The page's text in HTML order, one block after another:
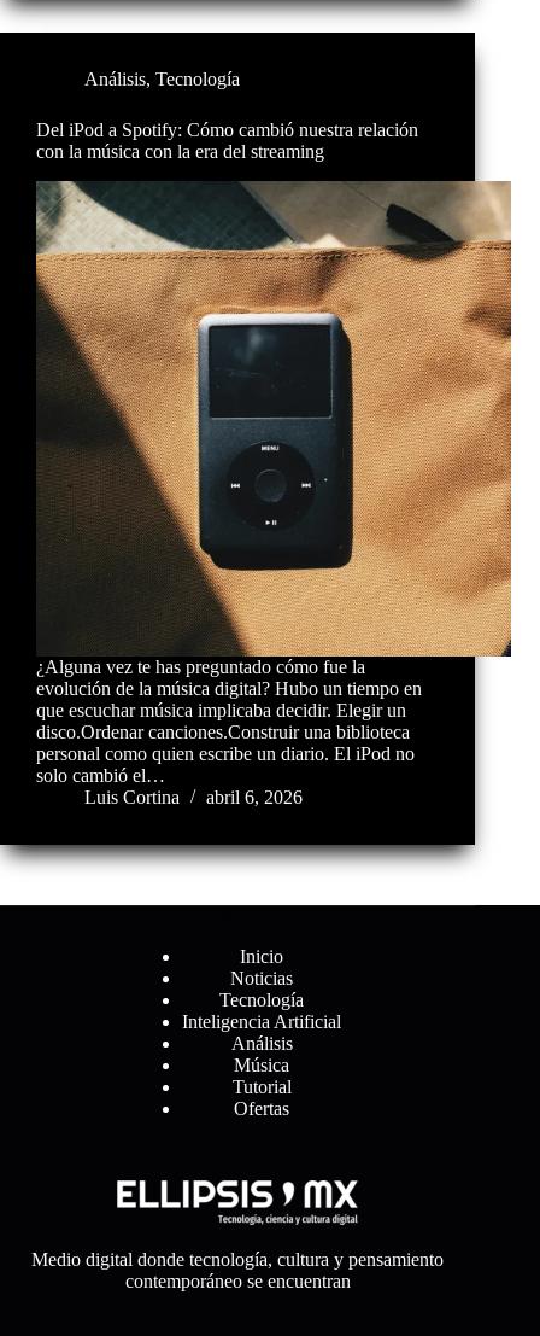
Análisis, Tecnología
Del iPod a Spotify: Cómo cambió nuestra relación
con la música con la era del streaming
¿Alguna vez te has preguntado cómo fue la
evolución de la música digital? Hubo un tiempo en
que escuchar música implicaba decidir. Elegir un
disco.Ordenar canciones.Construir una biblioteca
personal como quien escribe un diario. El iPod no
solo cambió el…
Luis Cortina
abril 6, 2026
Inicio
Noticias
Tecnología
Inteligencia Artificial
Análisis
Música
Tutorial
Ofertas
Medio digital donde tecnología, cultura y pensamiento
contemporáneo se encuentran